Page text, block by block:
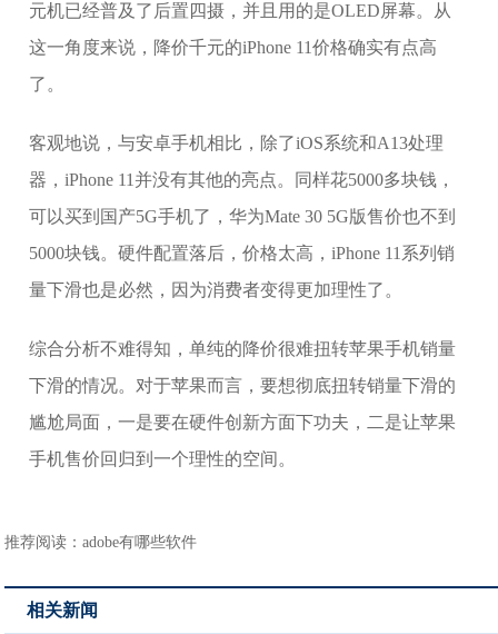
元机已经普及了后置四摄，并且用的是OLED屏幕。从
这一角度来说，降价千元的iPhone 11价格确实有点高
了。
客观地说，与安卓手机相比，除了iOS系统和A13处理
器，iPhone 11并没有其他的亮点。同样花5000多块钱，
可以买到国产5G手机了，华为Mate 30 5G版售价也不到
5000块钱。硬件配置落后，价格太高，iPhone 11系列销
量下滑也是必然，因为消费者变得更加理性了。
综合分析不难得知，单纯的降价很难扭转苹果手机销量
下滑的情况。对于苹果而言，要想彻底扭转销量下滑的
尴尬局面，一是要在硬件创新方面下功夫，二是让苹果
手机售价回归到一个理性的空间。
推荐阅读：adobe有哪些软件
相关新闻